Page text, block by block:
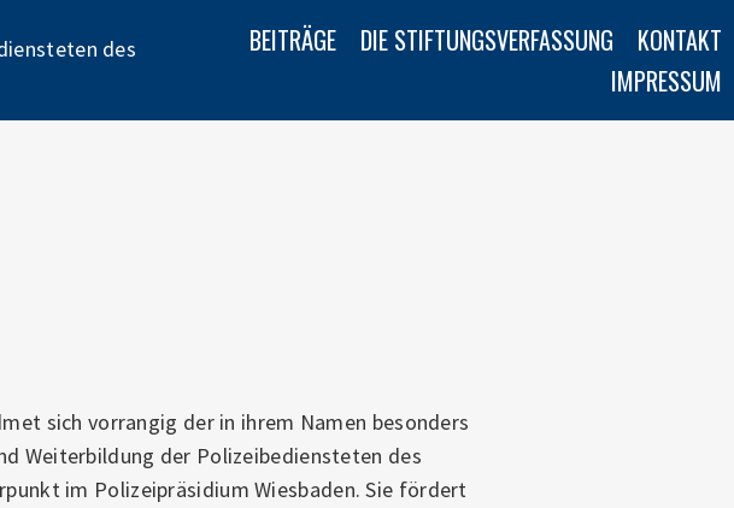
des
NavigationBEITRÄGE DIE STIFTUNGSVERFASSUNG
KONTAKT
IMPRESSUM
sich vorrangig der in ihrem Namen besonders
Weiterbildung der Polizeibediensteten des
im Polizeipräsidium Wiesbaden. Sie fördert